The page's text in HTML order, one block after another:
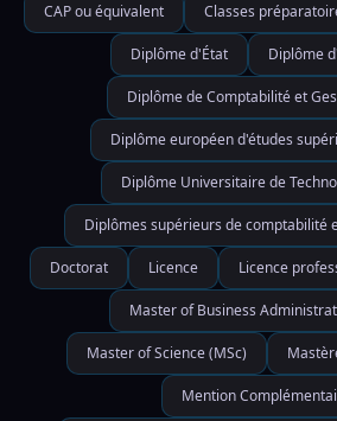
CAP ou équivalent Classes
Diplôme d'État Diplôme
Diplôme de Comptabilité et
Diplôme européen d'études
Diplôme Universitaire de
Diplômes supérieurs de comptabilité
Doctorat Licence Licence
Master of Business
Master of Science (MSc)
Mention